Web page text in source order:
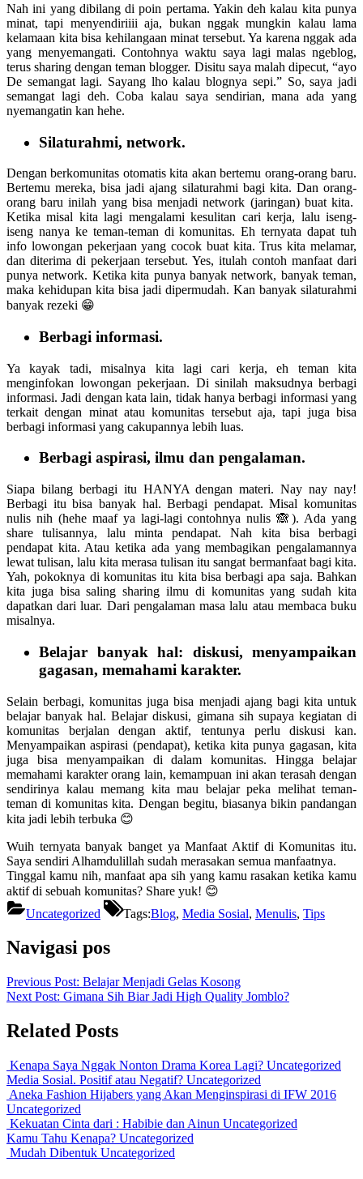
Nah ini yang dibilang di poin pertama. Yakin deh kalau kita punya
minat, tapi menyendiriiii aja, bukan nggak mungkin kalau lama
kelamaan kita bisa kehilangaan minat tersebut. Ya karena nggak ada
yang menyemangati. Contohnya waktu saya lagi malas ngeblog,
terus sharing dengan teman blogger. Disitu saya malah dipecut, “ayo
De semangat lagi. Sayang lho kalau blognya sepi.” So, saya jadi
semangat lagi deh. Coba kalau saya sendirian, mana ada yang
nyemangatin kan hehe.
‌Silaturahmi, network.
Dengan berkomunitas otomatis kita akan bertemu orang-orang baru.
Bertemu mereka, bisa jadi ajang silaturahmi bagi kita. Dan orang-
orang baru inilah yang bisa menjadi network (jaringan) buat kita.
Ketika misal kita lagi mengalami kesulitan cari kerja, lalu iseng-
iseng nanya ke teman-teman di komunitas. Eh ternyata dapat tuh
info lowongan pekerjaan yang cocok buat kita. Trus kita melamar,
dan diterima di pekerjaan tersebut. Yes, itulah contoh manfaat dari
punya network. Ketika kita punya banyak network, banyak teman,
maka kehidupan kita bisa jadi dipermudah. Kan banyak silaturahmi
banyak rezeki 😁
‌Berbagi informasi.
Ya kayak tadi, misalnya kita lagi cari kerja, eh teman kita
menginfokan lowongan pekerjaan. Di sinilah maksudnya berbagi
informasi. Jadi dengan kata lain, tidak hanya berbagi informasi yang
terkait dengan minat atau komunitas tersebut aja, tapi juga bisa
berbagi informasi yang cakupannya lebih luas.
‌Berbagi aspirasi, ilmu dan pengalaman.
Siapa bilang berbagi itu HANYA dengan materi. Nay nay nay!
Berbagi itu bisa banyak hal. Berbagi pendapat. Misal komunitas
nulis nih (hehe maaf ya lagi-lagi contohnya nulis 🙈). Ada yang
share tulisannya, lalu minta pendapat. Nah kita bisa berbagi
pendapat kita. Atau ketika ada yang membagikan pengalamannya
lewat tulisan, lalu kita merasa tulisan itu sangat bermanfaat bagi kita.
Yah, pokoknya di komunitas itu kita bisa berbagi apa saja. Bahkan
kita juga bisa saling sharing ilmu di komunitas yang sudah kita
dapatkan dari luar. Dari pengalaman masa lalu atau membaca buku
misalnya.
Belajar banyak hal: diskusi, menyampaikan
gagasan, memahami karakter.
Selain berbagi, komunitas juga bisa menjadi ajang bagi kita untuk
belajar banyak hal. Belajar diskusi, gimana sih supaya kegiatan di
komunitas berjalan dengan aktif, tentunya perlu diskusi kan.
Menyampaikan aspirasi (pendapat), ketika kita punya gagasan, kita
juga bisa menyampaikan di dalam komunitas. Hingga belajar
memahami karakter orang lain, kemampuan ini akan terasah dengan
sendirinya kalau memang kita mau belajar peka melihat teman-
teman di komunitas kita. Dengan begitu, biasanya bikin pandangan
kita jadi lebih terbuka 😊
Wuih ternyata banyak banget ya Manfaat Aktif di Komunitas itu.
Saya sendiri Alhamdulillah sudah merasakan semua manfaatnya.
Tinggal kamu nih, manfaat apa sih yang kamu rasakan ketika kamu
aktif di sebuah komunitas? Share yuk! 😊
Uncategorized
Tags:Blog, Media Sosial, Menulis, Tips
Navigasi pos
Previous Post: Belajar Menjadi Gelas Kosong
Next Post: Gimana Sih Biar Jadi High Quality Jomblo?
Related Posts
Kenapa Saya Nggak Nonton Drama Korea Lagi? Uncategorized
Media Sosial. Positif atau Negatif? Uncategorized
Aneka Fashion Hijabers yang Akan Menginspirasi di IFW 2016
Uncategorized
Kekuatan Cinta dari : Habibie dan Ainun Uncategorized
Kamu Tahu Kenapa? Uncategorized
Mudah Dibentuk Uncategorized